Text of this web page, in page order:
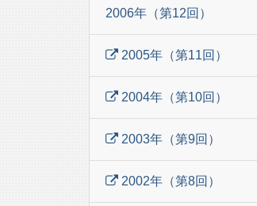
2006年（第12回）
2005年（第11回）
2004年（第10回）
2003年（第9回）
2002年（第8回）